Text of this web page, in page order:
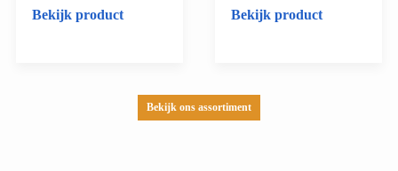
Bekijk product Bekijk product
Bekijk ons assortiment